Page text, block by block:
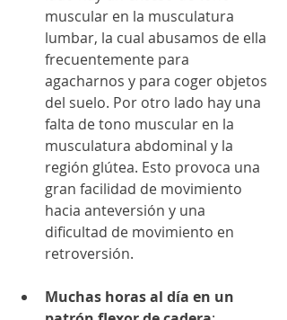
muscular en la musculatura
lumbar, la cual abusamos de ella
frecuentemente para
agacharnos y para coger objetos
del suelo. Por otro lado hay una
falta de tono muscular en la
musculatura abdominal y la
región glútea. Esto provoca una
gran facilidad de movimiento
hacia anteversión y una
dificultad de movimiento en
retroversión.​​
Muchas horas al día en un